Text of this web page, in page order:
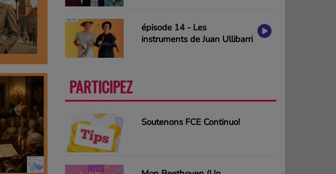
épisode 14 - Les
instruments de Juan Ullibarri
PARTICIPEZ
Soutenons FCE Continuo!